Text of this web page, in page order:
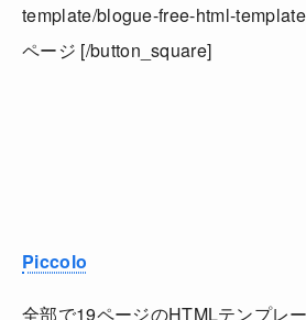
template/blogue-free-html-
ページ [/button_square]
Piccolo
全部で19ページのHTMLテンプレ